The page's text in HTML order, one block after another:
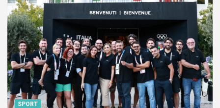
SPORT